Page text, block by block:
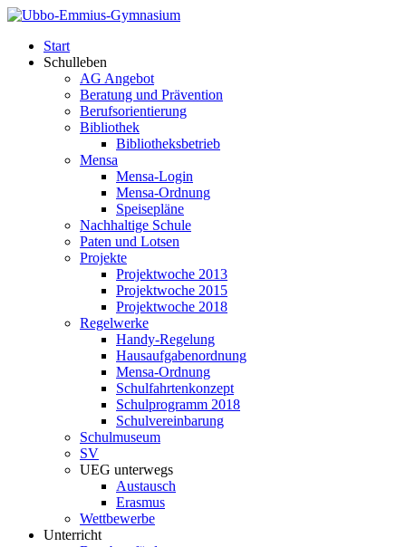
Start
Schulleben
AG Angebot
Beratung und Prävention
Berufsorientierung
Bibliothek
Bibliotheksbetrieb
Mensa
Mensa-Login
Mensa-Ordnung
Speisepläne
Nachhaltige Schule
Paten und Lotsen
Projekte
Projektwoche 2013
Projektwoche 2015
Projektwoche 2018
Regelwerke
Handy-Regelung
Hausaufgabenordnung
Mensa-Ordnung
Schulfahrtenkonzept
Schulprogramm 2018
Schulvereinbarung
Schulmuseum
SV
UEG unterwegs
Austausch
Erasmus
Wettbewerbe
Unterricht